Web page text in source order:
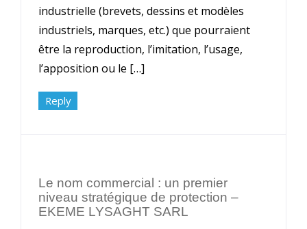
industrielle (brevets, dessins et modèles
industriels, marques, etc.) que pourraient
être la reproduction, l’imitation, l’usage,
l’apposition ou le […]
Reply
Le nom commercial : un premier
niveau stratégique de protection –
EKEME LYSAGHT SARL